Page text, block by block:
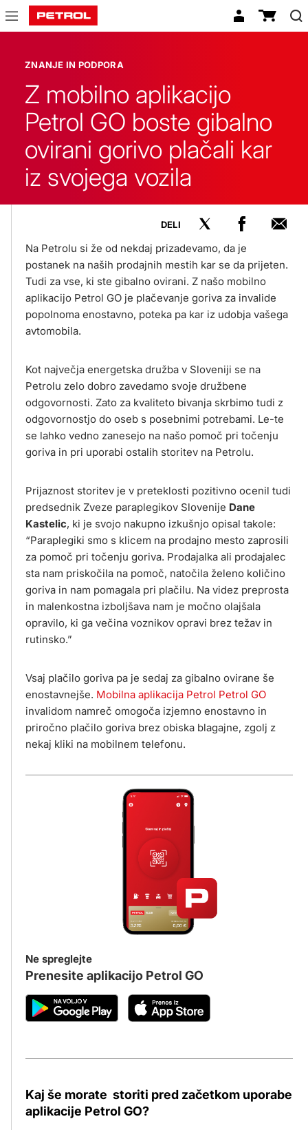
Znanje
podpora
ZNANJE IN PODPORA
Z mobilno aplikacijo
Petrol GO boste gibalno
ovirani gorivo plačali kar
iz svojega vozila
Na Petrolu si že od nekdaj prizadevamo, da je
postanek na naših prodajnih mestih kar se da prijeten.
Tudi za vse, ki ste gibalno ovirani. Z našo mobilno
aplikacijo Petrol GO je plačevanje goriva za invalide
popolnoma enostavno, poteka pa kar iz udobja vašega
avtomobila.
Kot največja energetska družba v Sloveniji se na
Petrolu zelo dobro zavedamo svoje družbene
odgovornosti. Zato za kvaliteto bivanja skrbimo tudi z
odgovornostjo do oseb s posebnimi potrebami. Le-te
se lahko vedno zanesejo na našo pomoč pri točenju
goriva in pri uporabi ostalih storitev na Petrolu.
Prijaznost storitev je v preteklosti pozitivno ocenil tudi
predsednik Zveze paraplegikov Slovenije Dane
Kastelic, ki je svojo nakupno izkušnjo opisal takole:
“Paraplegiki smo s klicem na prodajno mesto zaprosili
za pomoč pri točenju goriva. Prodajalka ali prodajalec
sta nam priskočila na pomoč, natočila želeno količino
goriva in nam pomagala pri plačilu. Na videz preprosta
in malenkostna izboljšava nam je močno olajšala
opravilo, ki ga večina voznikov opravi brez težav in
rutinsko.”
Vsaj plačilo goriva pa je sedaj za gibalno ovirane še
enostavnejše. Mobilna aplikacija Petrol Petrol GO
invalidom namreč omogoča izjemno enostavno in
priročno plačilo goriva brez obiska blagajne, zgolj z
nekaj kliki na mobilnem telefonu.
Ne spreglejte
Prenesite aplikacijo Petrol GO
Kaj še morate storiti pred začetkom uporabe
aplikacije Petrol GO?
DELI